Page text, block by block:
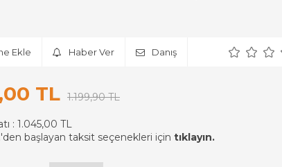
Ekle Haber Ver Danış
TL 1.199,90 TL
: 1.045,00 TL
'den başlayan taksit seçenekleri için tıklayın.